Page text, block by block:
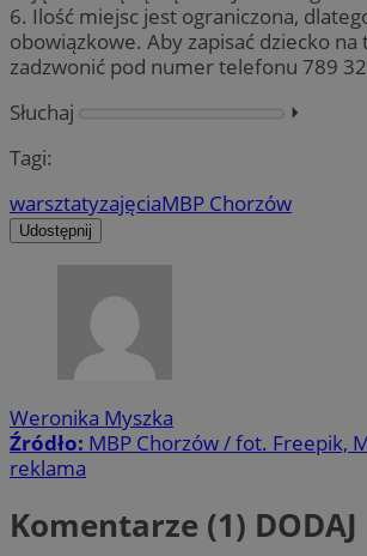
6. Ilość miejsc jest ograniczona,
obowiązkowe. Aby zapisać dziecko na
zadzwonić pod numer telefonu 789
Słuchaj
⏵︎
Tagi:
warsztatyzajęciaMBP Chorzów
Udostępnij
Weronika Myszka
Źródło: MBP Chorzów / fot. Freepik,
reklama
Komentarze (1) DODAJ